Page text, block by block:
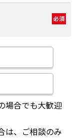
必須
場合でも大歓迎
は、ご相談のみ